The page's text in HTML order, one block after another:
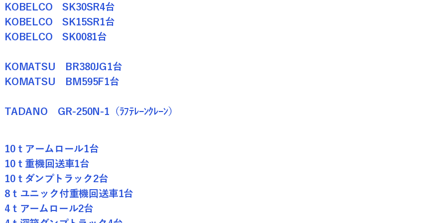
KOBELCO SK30SR4台
KOBELCO SK15SR1台
KOBELCO SK0081台
KOMATSU BR380JG1台
KOMATSU BM595F1台
TADANO GR-250N-1（ﾗﾌﾃﾚｰﾝｸﾚｰﾝ）
10ｔアームロール1台
10ｔ重機回送車1台
10ｔダンプトラック2台
8ｔユニック付重機回送車1台
4ｔアームロール2台